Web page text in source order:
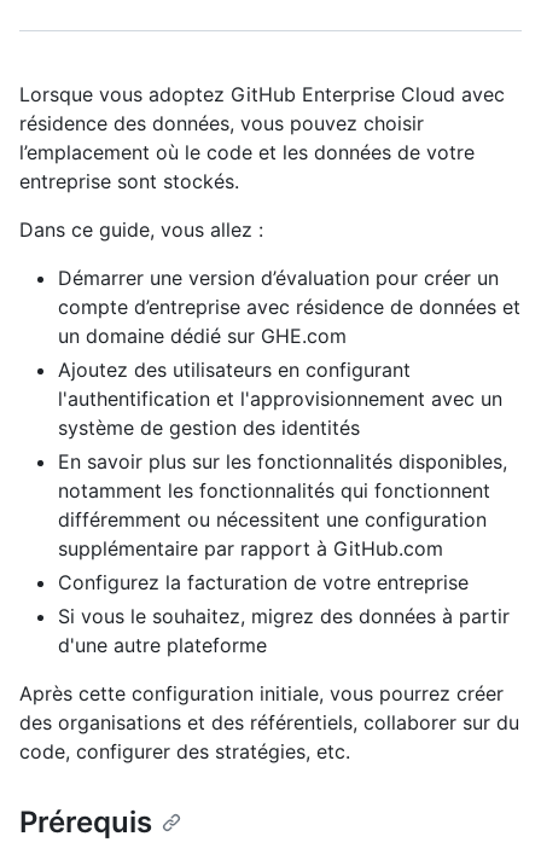
Lorsque vous adoptez GitHub Enterprise Cloud avec
résidence des données, vous pouvez choisir
l’emplacement où le code et les données de votre
entreprise sont stockés.
Dans ce guide, vous allez :
Démarrer une version d’évaluation pour créer un
compte d’entreprise avec résidence de données et
un domaine dédié sur GHE.com
Ajoutez des utilisateurs en configurant
l'authentification et l'approvisionnement avec un
système de gestion des identités
En savoir plus sur les fonctionnalités disponibles,
notamment les fonctionnalités qui fonctionnent
différemment ou nécessitent une configuration
supplémentaire par rapport à GitHub.com
Configurez la facturation de votre entreprise
Si vous le souhaitez, migrez des données à partir
d'une autre plateforme
Après cette configuration initiale, vous pourrez créer
des organisations et des référentiels, collaborer sur du
code, configurer des stratégies, etc.
Prérequis